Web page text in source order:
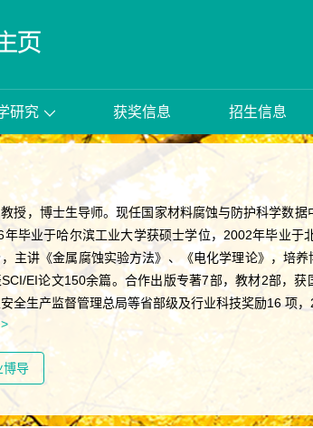
研究 获奖信息 招生信息
授，博士生导师。现任国家材料腐蚀与防护科学数
年毕业于哈尔滨工业大学获硕士学位，2002年毕业
主讲《金属腐蚀实验方法》、《电化学理论》，培
EI论文150余篇。合作出版专著7部，教材2部，
全生产监督管理总局等省部级及行业科技奖励16 项，
博导